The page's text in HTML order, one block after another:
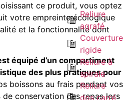
Reliure
agrafé
Couverture
rigide
Reliure à
spirale
Reliure
dos carré
ce produit, vous optez
votre empreinte écologique
et la fonctionnalité dont
équipé d’un compartiment
des plus pratiques pour
boissons au frais pendant vos
de conservation des repas lors